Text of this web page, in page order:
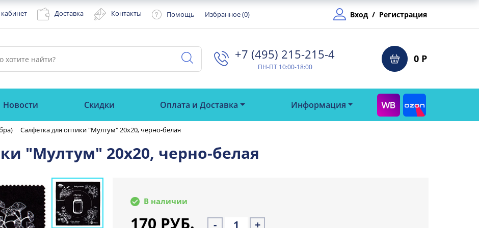
Доставка Контакты Помощь Избранное (0) Вход / Регистрация
+7 (495) 215-215-4⁠
ПН-ПТ 10:00-18:00
0 Р
Новости Скидки Оплата и Доставка Информация
Салфетка для оптики "Мултум" 20х20, черно-белая
"Мултум" 20х20, черно-белая
В наличии
170 РУБ. - +